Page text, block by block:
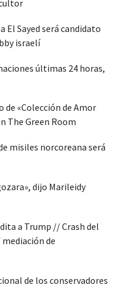
El Sayed será candidato
israelí
últimas 24 horas,
de «Colección de Amor
The Green Room
misiles norcoreana será
dijo Marileidy
a Trump // Crash del
de
de los conservadores